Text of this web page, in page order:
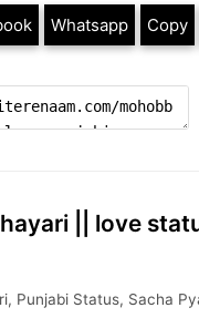
Whatsapp Copy
|| love
, Punjabi Status, Sacha